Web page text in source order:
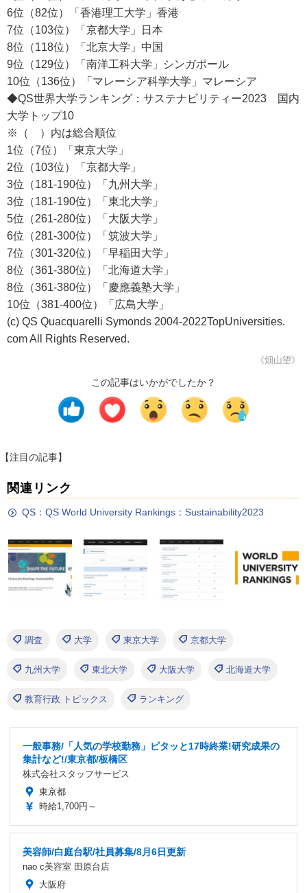
6位（82位）「香港理工大学」香港
7位（103位）「京都大学」日本
8位（118位）「北京大学」中国
9位（129位）「南洋工科大学」シンガポール
10位（136位）「マレーシア科学大学」マレーシア
◆QS世界大学ランキング：サステナビリティー2023 国内
大学トップ10
※（ ）内は総合順位
1位（7位）「東京大学」
2位（103位）「京都大学」
3位（181-190位）「九州大学」
3位（181-190位）「東北大学」
5位（261-280位）「大阪大学」
6位（281-300位）「筑波大学」
7位（301-320位）「早稲田大学」
8位（361-380位）「北海道大学」
8位（361-380位）「慶應義塾大学」
10位（381-400位）「広島大学」
(c) QS Quacquarelli Symonds 2004-2022TopUniversities.
com All Rights Reserved.
《畑山望》
この記事はいかがでしたか？
【注目の記事】
関連リンク
QS：QS World University Rankings：Sustainability2023
調査 大学 東京大学 京都大学
九州大学 東北大学 大阪大学 北海道大学
教育行政 トピックス ランキング
一般事務/「人気の学校勤務」ピタッと17時終業!研究成果の
集計など!/東京都/板橋区
株式会社スタッフサービス
東京都
時給1,700円～
美容師/白庭台駅/社員募集/8月6日更新
nao c美容室 田原台店
大阪府